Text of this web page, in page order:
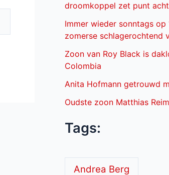
droomkoppel zet punt
Immer wieder sonntags op
zomerse schlagerochtend
Zoon van Roy Black is
Colombia
Anita Hofmann getrouwd
Oudste zoon Matthias
Tags:
Andrea Berg